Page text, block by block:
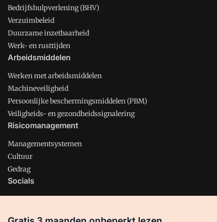
Bedrijfshulpverlening (BHV)
Verzuimbeleid
Duurzame inzetbaarheid
Werk- en rusttijden
Arbeidsmiddelen
Werken met arbeidsmiddelen
Machineveiligheid
Persoonlijke beschermingsmiddelen (PBM)
Veiligheids- en gezondheidssignalering
Risicomanagement
Managementsystemen
Cultuur
Gedrag
Socials